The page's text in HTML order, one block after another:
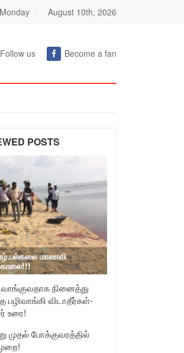
Monday August 10th, 2026
Follow us Become a fan
POSTS
மாணவி
நினைத்து
பழிவாங்கி விடாதீர்கள்-
உரை!
முதல் போக்குவரத்தில்